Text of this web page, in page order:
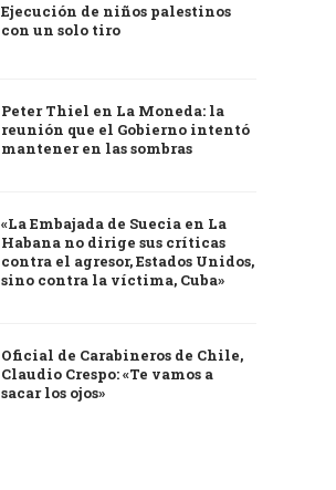
Ejecución de niños palestinos
con un solo tiro
Peter Thiel en La Moneda: la
reunión que el Gobierno intentó
mantener en las sombras
«La Embajada de Suecia en La
Habana no dirige sus críticas
contra el agresor, Estados Unidos,
sino contra la víctima, Cuba»
Oficial de Carabineros de Chile,
Claudio Crespo: «Te vamos a
sacar los ojos»